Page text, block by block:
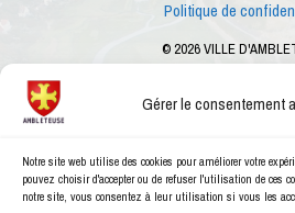
Gérer le consentement
Notre site web utilise des cookies pour améliorer votre
pouvez choisir d'accepter ou de refuser l'utilisation de ces
notre site, vous consentez à leur utilisation si vous les
Politique de
© 2026 VILLE
Merci àAnthony Barrypour
Ce site internet est créé dans le cadre des
conseiller numérique de la ville